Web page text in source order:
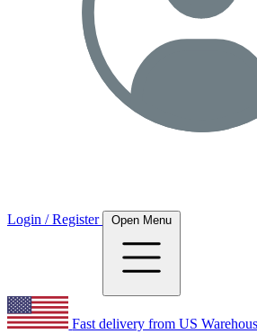
Login / Register Open Menu
Fast delivery from US